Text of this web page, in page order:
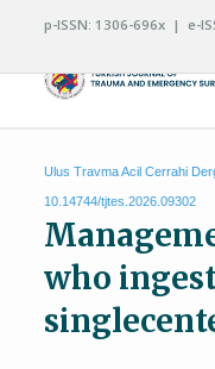
p-ISSN: 1306-696x | e-
Ulus Travma Acil Cerrahi
10.14744/tjtes.2026.09302
who